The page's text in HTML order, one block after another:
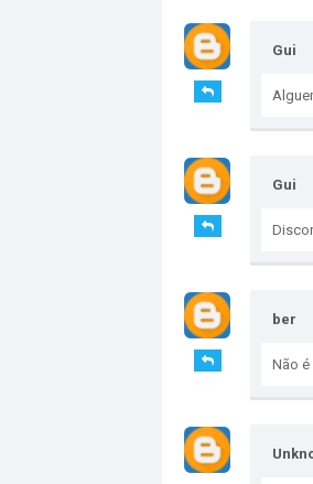
Gui
Gui
ber
Não